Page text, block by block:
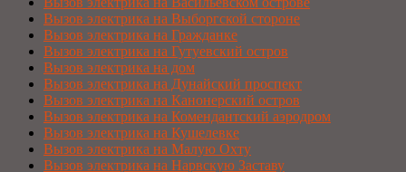
Вызов электрика на Выборгской стороне
Вызов электрика на Гражданке
Вызов электрика на Гутуевский остров
Вызов электрика на дом
Вызов электрика на Дунайский проспект
Вызов электрика на Канонерский остров
Вызов электрика на Комендантский аэродром
Вызов электрика на Кушелевке
Вызов электрика на Малую Охту
Вызов электрика на Нарвскую Заставу